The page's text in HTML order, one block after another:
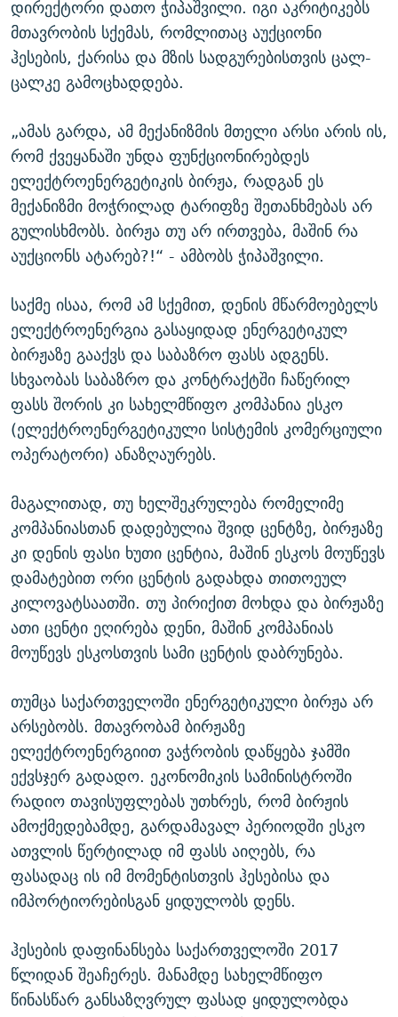
დირექტორი დათო ჭიპაშვილი. იგი აკრიტიკებს
მთავრობის სქემას, რომლითაც აუქციონი
ჰესების, ქარისა და მზის სადგურებისთვის ცალ-
ცალკე გამოცხადდება.
„ამას გარდა, ამ მექანიზმის მთელი არსი არის ის,
რომ ქვეყანაში უნდა ფუნქციონირებდეს
ელექტროენერგეტიკის ბირჟა, რადგან ეს
მექანიზმი მოჭრილად ტარიფზე შეთანხმებას არ
გულისხმობს. ბირჟა თუ არ ირთვება, მაშინ რა
აუქციონს ატარებ?!“ - ამბობს ჭიპაშვილი.
საქმე ისაა, რომ ამ სქემით, დენის მწარმოებელს
ელექტროენერგია გასაყიდად ენერგეტიკულ
ბირჟაზე გააქვს და საბაზრო ფასს ადგენს.
სხვაობას საბაზრო და კონტრაქტში ჩაწერილ
ფასს შორის კი სახელმწიფო კომპანია ესკო
(ელექტროენერგეტიკული სისტემის კომერციული
ოპერატორი) ანაზღაურებს.
მაგალითად, თუ ხელშეკრულება რომელიმე
კომპანიასთან დადებულია შვიდ ცენტზე, ბირჟაზე
კი დენის ფასი ხუთი ცენტია, მაშინ ესკოს მოუწევს
დამატებით ორი ცენტის გადახდა თითოეულ
კილოვატსაათში. თუ პირიქით მოხდა და ბირჟაზე
ათი ცენტი ეღირება დენი, მაშინ კომპანიას
მოუწევს ესკოსთვის სამი ცენტის დაბრუნება.
თუმცა საქართველოში ენერგეტიკული ბირჟა არ
არსებობს. მთავრობამ ბირჟაზე
ელექტროენერგიით ვაჭრობის დაწყება ჯამში
ექვსჯერ გადადო. ეკონომიკის სამინისტროში
რადიო თავისუფლებას უთხრეს, რომ ბირჟის
ამოქმედებამდე, გარდამავალ პერიოდში ესკო
ათვლის წერტილად იმ ფასს აიღებს, რა
ფასადაც ის იმ მომენტისთვის ჰესებისა და
იმპორტიორებისგან ყიდულობს დენს.
ჰესების დაფინანსება საქართველოში 2017
წლიდან შეაჩერეს. მანამდე სახელმწიფო
წინასწარ განსაზღვრულ ფასად ყიდულობდა